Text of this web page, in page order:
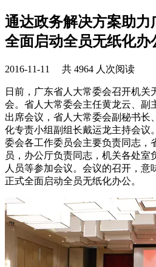
通达政务解决方案助力
全面启动全员无纸化办
2016-11-11 共 4964 人次阅读
日前，广东省人大常委会召开机关
会。省人大常委会主任黄龙云、副
出席会议，省人大常委会副秘书长
化专责小组副组长戴运龙主持会议
委会各工作委员会主要负责同志，
员，办公厅负责同志，机关各处室
人员等参加会议。会议的召开，意
正式全面启动全员无纸化办公。